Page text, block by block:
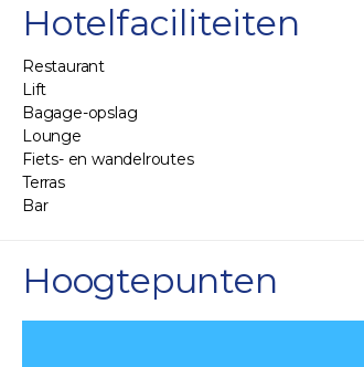
Hotelfaciliteiten
Restaurant
Lift
Bagage-opslag
Lounge
Fiets- en wandelroutes
Terras
Bar
Hoogtepunten